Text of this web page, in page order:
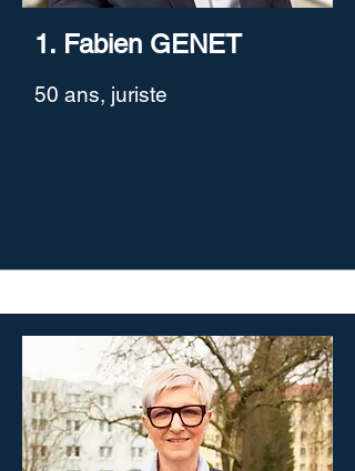
1. Fabien GENET
50 ans, juriste